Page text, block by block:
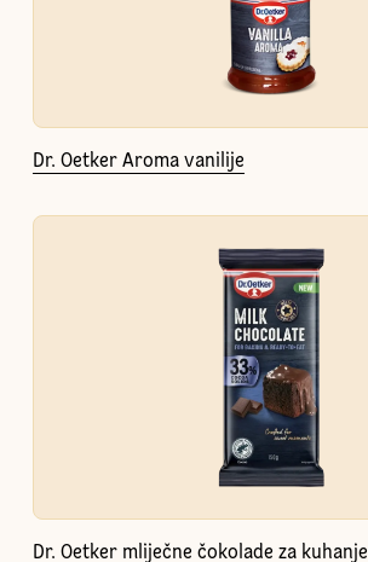
Dr. Oetker Aroma vanilije
Dr. Oetker mliječne čokolade za kuhanje